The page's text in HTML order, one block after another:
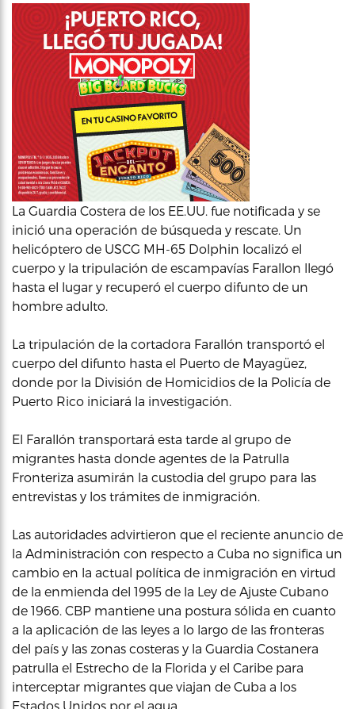
La Guardia Costera de los EE.UU. fue notificada y se
inició una operación de búsqueda y rescate. Un
helicóptero de USCG MH-65 Dolphin localizó el
cuerpo y la tripulación de escampavías Farallon llegó
hasta el lugar y recuperó el cuerpo difunto de un
hombre adulto.
La tripulación de la cortadora Farallón transportó el
cuerpo del difunto hasta el Puerto de Mayagüez,
donde por la División de Homicidios de la Policía de
Puerto Rico iniciará la investigación.
El Farallón transportará esta tarde al grupo de
migrantes hasta donde agentes de la Patrulla
Fronteriza asumirán la custodia del grupo para las
entrevistas y los trámites de inmigración.
Las autoridades advirtieron que el reciente anuncio de
la Administración con respecto a Cuba no significa un
cambio en la actual política de inmigración en virtud
de la enmienda del 1995 de la Ley de Ajuste Cubano
de 1966. CBP mantiene una postura sólida en cuanto
a la aplicación de las leyes a lo largo de las fronteras
del país y las zonas costeras y la Guardia Costanera
patrulla el Estrecho de la Florida y el Caribe para
interceptar migrantes que viajan de Cuba a los
Estados Unidos por el agua.